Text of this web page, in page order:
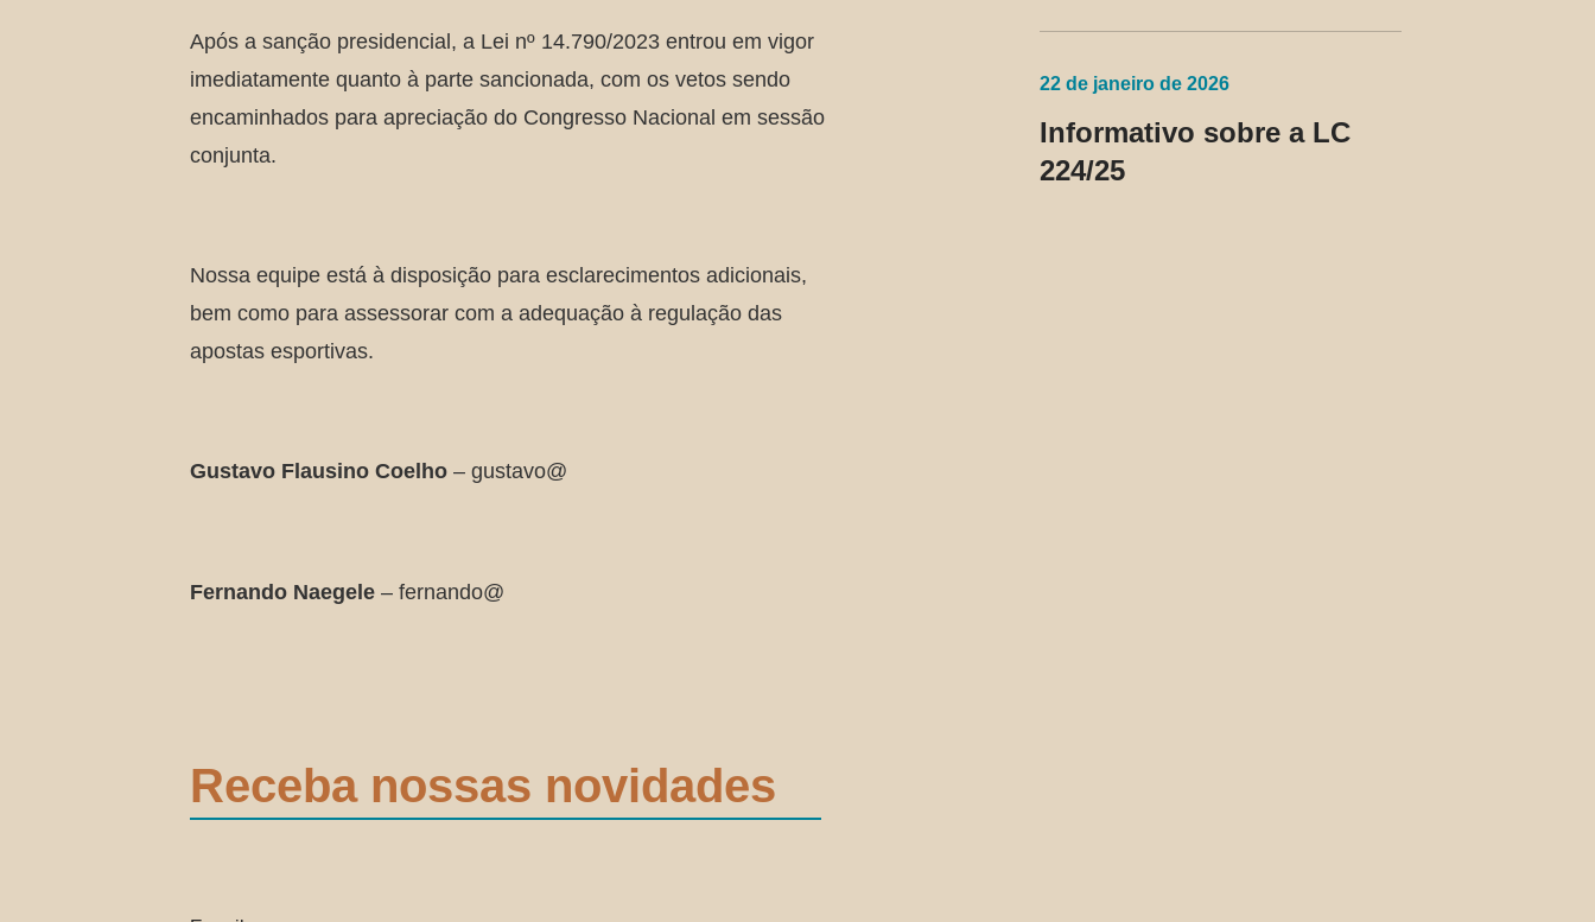
Após a sanção presidencial, a Lei nº 14.790/2023 entrou em vigor
imediatamente quanto à parte sancionada, com os vetos sendo
encaminhados para apreciação do Congresso Nacional em sessão
conjunta.
Nossa equipe está à disposição para esclarecimentos adicionais,
bem como para assessorar com a adequação à regulação das
apostas esportivas.
Gustavo Flausino Coelho – gustavo@
Fernando Naegele – fernando@
22 de janeiro de 2026
Informativo sobre a LC
224/25
Receba nossas novidades